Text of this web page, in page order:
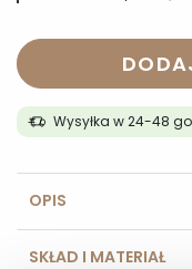
Wysyłka w 24-48
OPIS
SKŁAD I MATERIAŁ